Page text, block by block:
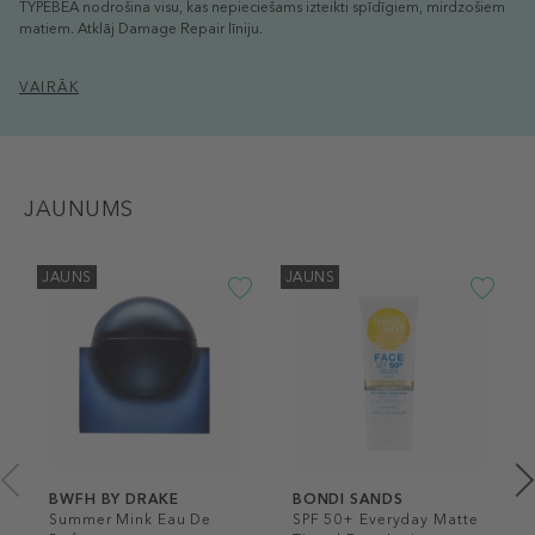
TYPEBEA nodrošina visu, kas nepieciešams izteikti spīdīgiem, mirdzošiem
matiem. Atklāj Damage Repair līniju.
VAIRĀK
JAUNUMS
JAUNS
BWFH BY DRAKE
Summer Mink Eau De
JAUNS
BONDI SANDS
SPF 50+ Everyday Matte